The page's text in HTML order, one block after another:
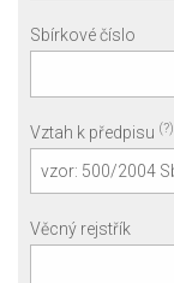
Sbírkové číslo
Vztah k předpisu (?)
Věcný rejstřík